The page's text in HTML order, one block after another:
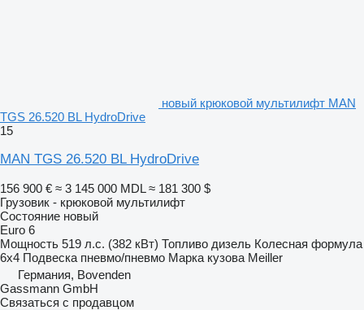
новый крюковой мультилифт MAN
TGS 26.520 BL HydroDrive
15
MAN TGS 26.520 BL HydroDrive
156 900 € ≈ 3 145 000 MDL ≈ 181 300 $
Грузовик - крюковой мультилифт
Состояние новый
Euro 6
Мощность 519 л.с. (382 кВт) Топливо дизель Колесная формула
6x4 Подвеска пневмо/пневмо Марка кузова Meiller
Германия, Bovenden
Gassmann GmbH
Связаться с продавцом